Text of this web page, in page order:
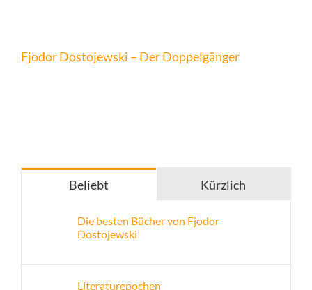
Fjodor Dostojewski – Der Doppelgänger
Beliebt Kürzlich
Die besten Bücher von Fjodor
Dostojewski
Literaturepochen